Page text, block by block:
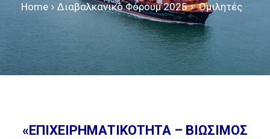
Home Διαβαλκανικό Φόρουμ 2025 Ομιλητές
«ΕΠΙΧΕΙΡΗΜΑΤΙΚΟΤΗΤΑ – ΒΙΩΣΙΜΟΣ